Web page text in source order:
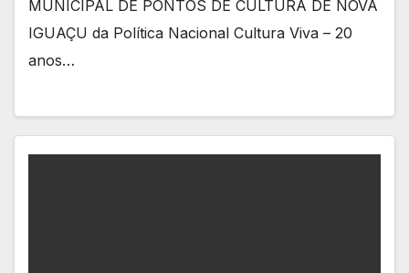
MUNICIPAL DE PONTOS DE CULTURA DE NOVA
IGUAÇU da Política Nacional Cultura Viva – 20
anos…